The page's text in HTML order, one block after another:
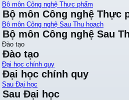
Bộ môn Công nghệ Thực phẩm
Bộ môn Công nghệ Thực
Bộ môn Công nghệ Sau Thu hoạch
Bộ môn Công nghệ Sau
Đào tạo
Đào tạo
Đại học chính quy
Đại học chính quy
Sau Đại học
Sau Đại học